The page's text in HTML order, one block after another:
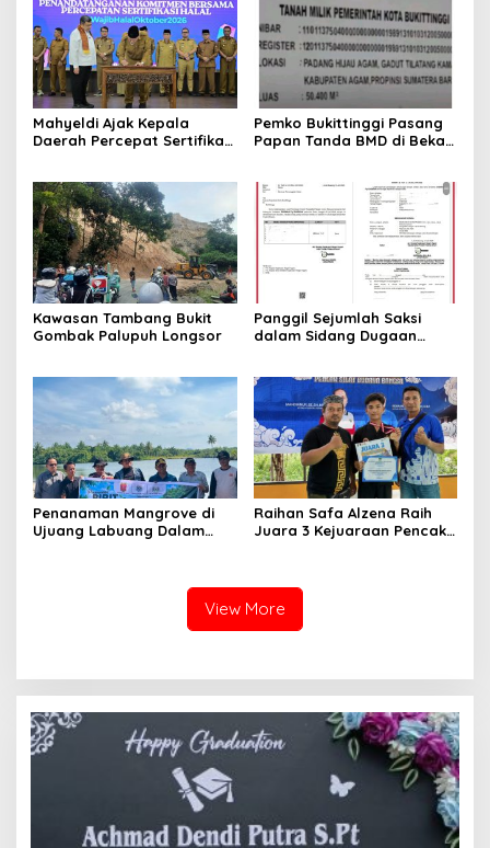
Mahyeldi Ajak Kepala
Daerah Percepat Sertifikasi
Nasional
Pemko Bukittinggi Pasang
Papan Tanda BMD di Bekas
Kawasan Tambang Bukit
Gombak Palupuh Longsor
Panggil Sejumlah Saksi
dalam Sidang Dugaan
Penanaman Mangrove di
Ujuang Labuang Dalam
Raihan Safa Alzena Raih
Juara 3 Kejuaraan Pencak
View More